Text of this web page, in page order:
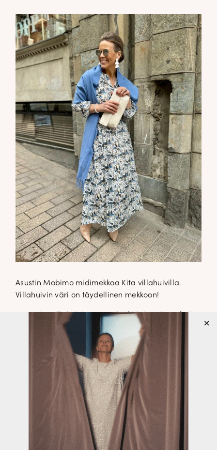
Asustin Mobimo midimekkoa Kita villahuivilla.
Villahuivin väri on täydellinen mekkoon!
Kita villahuivi € 54,95 keskisininen ja
Korvakorut Tukholma
€ 24,00
Helmirannekoru
€ 19,00
Myös safarin värinen Kita huivi sopii
Mobimo mekkoon todella kauniisti!
✕